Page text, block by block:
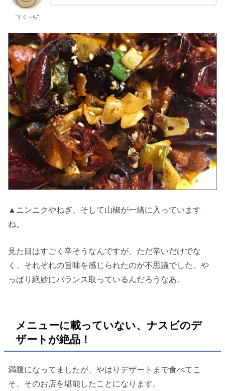
“すぐっち”
▲ニンニクやねぎ、そして山椒が一緒に入っています
ね。
見た目はすごく辛そうなんですが、ただ辛いだけでな
く、それぞれの旨味を感じられたのが不思議でした。や
っぱり絶妙にバランス取っているんだろうなあ。
メニューに載っていない、ナスビのデ
ザートが絶品！
満腹になってましたが、やはりデザートまで食べてこ
そ、そのお店を堪能したことになります。